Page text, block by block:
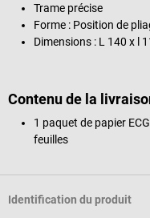
Trame précise
Forme : Position de
Dimensions : L 140 x l
Contenu de la
1 paquet de papier
feuilles
Identification du produit